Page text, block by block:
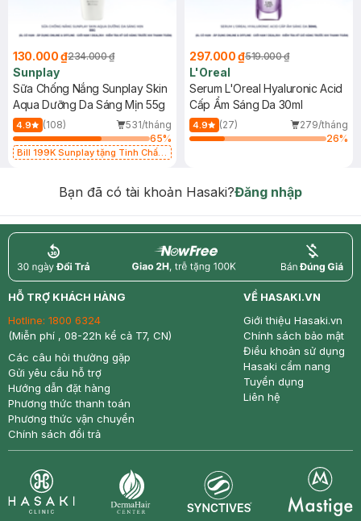
130.000 ₫234.000 ₫
Sunplay
Sữa Chống Nắng Sunplay Skin
Aqua Dưỡng Da Sáng Mịn 55g
4.9 (108)
531/tháng
65%
Bill 199K Sunplay tặng Tinh Chất
297.000 ₫519.000 ₫
L'Oreal
Serum L'Oreal Hyaluronic Acid
Cấp Ẩm Sáng Da 30ml
4.9 (27)
279/tháng
26%
Bạn đã có tài khoản Hasaki?Đăng nhập
return nowfree price
HỖ TRỢ KHÁCH HÀNG
Hotline: 1800 6324
(Miễn phí , 08-22h kể cả T7, CN)
Các câu hỏi thường gặp
Gửi yêu cầu hỗ trợ
Hướng dẫn đặt hàng
Phương thức thanh toán
Phương thức vận chuyển
Chính sách đổi trả
VỀ HASAKI.VN
Giới thiệu Hasaki.vn
Chính sách bảo mật
Điều khoản sử dụng
Hasaki cẩm nang
Tuyển dụng
Liên hệ